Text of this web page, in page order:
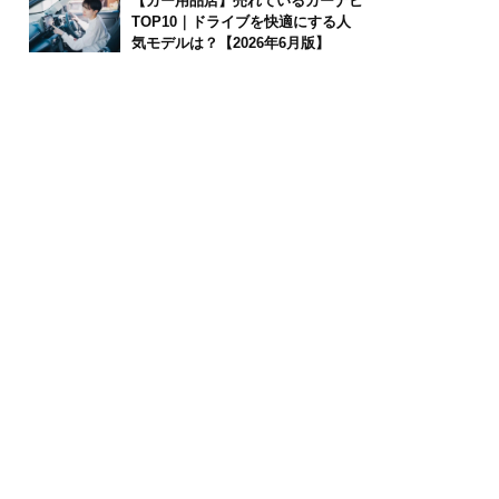
TOP10｜ドライブを快適にする人
気モデルは？【2026年6月版】